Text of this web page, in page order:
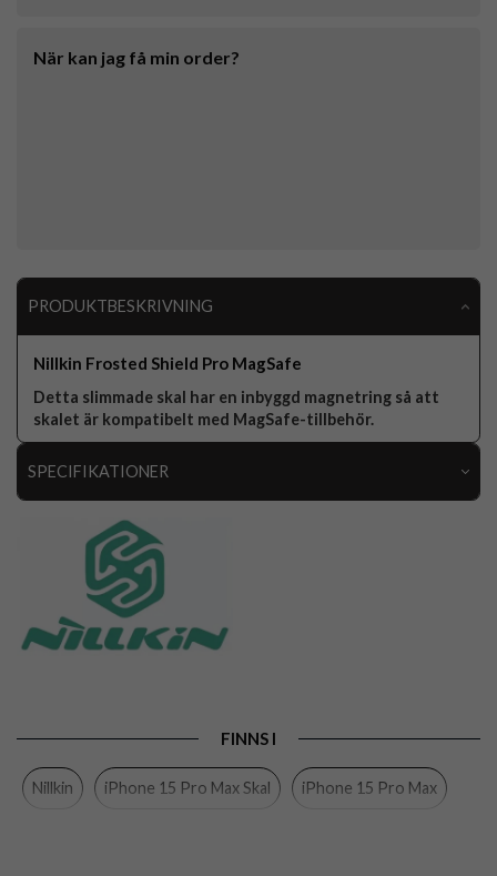
När kan jag få min order?
PRODUKTBESKRIVNING
Nillkin Frosted Shield Pro MagSafe
Detta slimmade skal har en inbyggd magnetring så att
skalet är kompatibelt med MagSafe-tillbehör.
SPECIFIKATIONER
Artikelnummer
Passar till
Produkttyp
Egenskaper
FINNS I
Nillkin iPhone 15 Pro Max Skal iPhone 15 Pro Max